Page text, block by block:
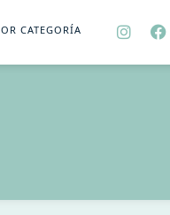
CATEGORÍA